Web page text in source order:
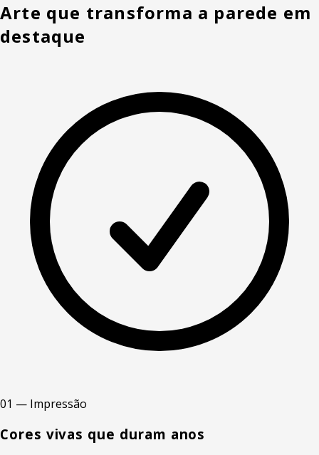
Arte que transforma a parede em
destaque
01 — Impressão
Cores vivas que duram anos